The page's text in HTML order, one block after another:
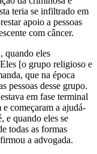
teria se infiltrado em
apoio a pessoas
com câncer.
quando eles
[o grupo religioso e
que na época
pessoas desse grupo.
em fase terminal
começaram a ajudá-
e quando eles se
todas as formas
a advogada.